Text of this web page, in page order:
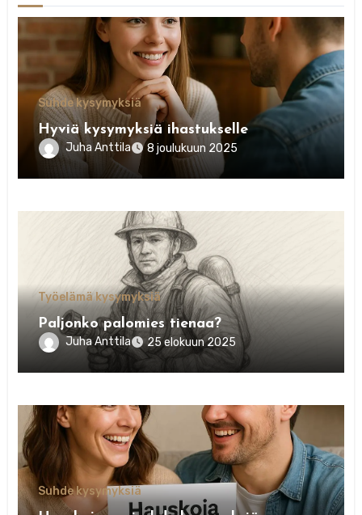
Suhde kysymyksiä
Hyviä kysymyksiä ihastukselle
Juha Anttila 8 joulukuun 2025
Työelämä kysymyksiä
Paljonko palomies tienaa?
Juha Anttila 25 elokuun 2025
Suhde kysymyksiä